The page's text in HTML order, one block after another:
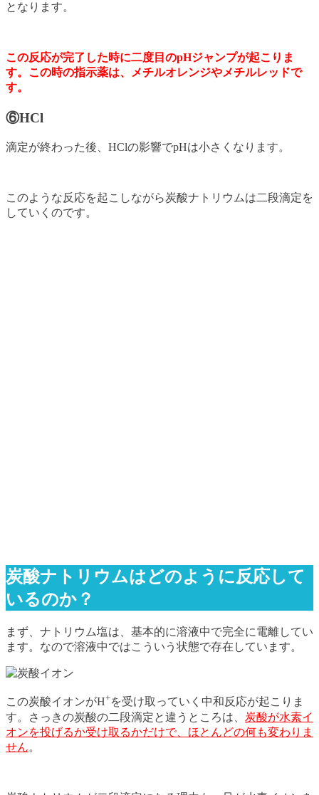
となります。
この反応が完了した時に二度目のpHジャンプが起こりま
す。この時の指示薬は、メチルオレンジやメチルレッドで
す。
⑥HCl
滴定が終わった後、HClの影響でpHは小さくなります。
このような反応を起こしながら炭酸ナトリウムは二段滴定を
していくのです。
炭酸ナトリウムはどのように反応して
いるのか？
まず、ナトリウム塩は、基本的に溶液中で完全に電離してい
ます。なので溶液中ではこういう状態で存在しています。
この炭酸イオンがH+を受け取っていく中和反応が起こりま
す。さっきの炭酸の二段滴定と違うところは、 炭酸が水素イ
オンを投げるか受け取るかだけで、ほとんどの何も変わりま
せん。